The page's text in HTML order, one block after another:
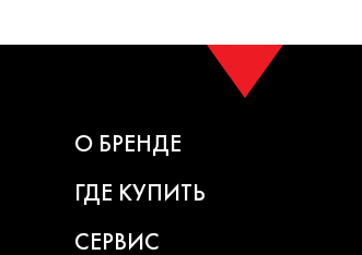
О БРЕНДЕ
ГДЕ КУПИТЬ
СЕРВИС